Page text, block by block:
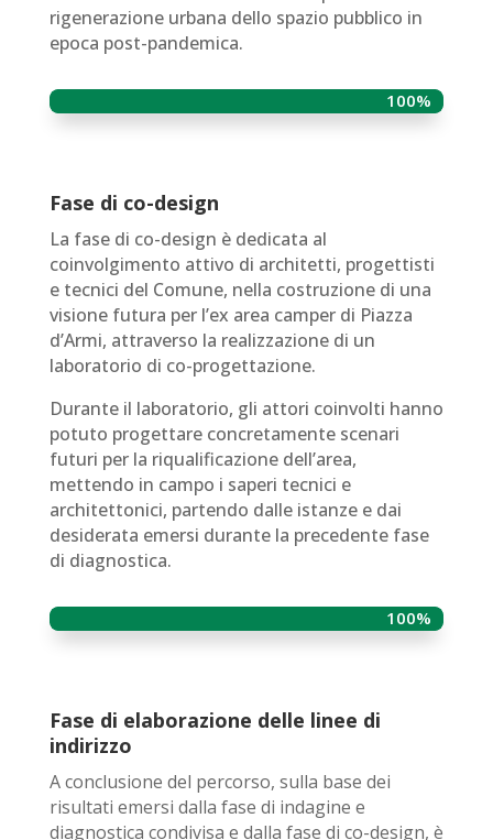
rigenerazione urbana dello spazio pubblico in
epoca post-pandemica.
100%
100%
Fase di co-design
La fase di co-design è dedicata al
coinvolgimento attivo di architetti, progettisti
e tecnici del Comune, nella costruzione di una
visione futura per l’ex area camper di Piazza
d’Armi, attraverso la realizzazione di un
laboratorio di co-progettazione.
Durante il laboratorio, gli attori coinvolti hanno
potuto progettare concretamente scenari
futuri per la riqualificazione dell’area,
mettendo in campo i saperi tecnici e
architettonici, partendo dalle istanze e dai
desiderata emersi durante la precedente fase
di diagnostica.
100%
100%
Fase di elaborazione delle linee di
indirizzo
A conclusione del percorso, sulla base dei
risultati emersi dalla fase di indagine e
diagnostica condivisa e dalla fase di co-design, è